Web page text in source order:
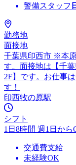
警備スタッフ
勤務地
面接地
千葉県印西市 ※本
す。面接地は【千
2F】です。お仕事
す！
印西牧の原駅
シフト
1日8時間 週1日から
交通費支給
未経験OK